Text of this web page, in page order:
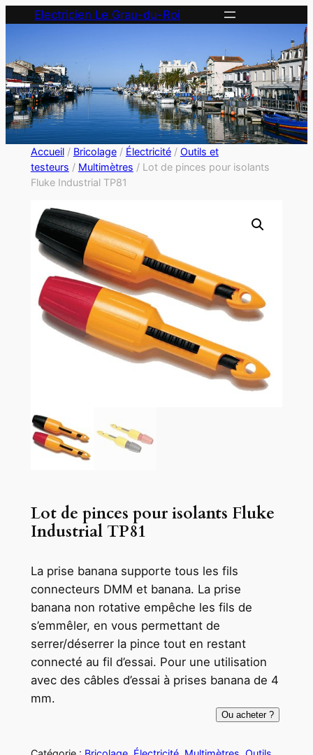
Electricien Le Grau-du-Roi
Accueil/ Bricolage/ Électricité/ Outils et
testeurs / Multimètres / Lot de pinces pour isolants
Fluke Industrial TP81
Lot de pinces pour isolants Fluke
Industrial TP81
La prise banana supporte tous les fils
connecteurs DMM et banana. La prise
banana non rotative empêche les fils de
s’emmêler, en vous permettant de
serrer/déserrer la pince tout en restant
connecté au fil d’essai. Pour une utilisation
avec des câbles d’essai à prises banana de 4
mm.
Ou acheter ?